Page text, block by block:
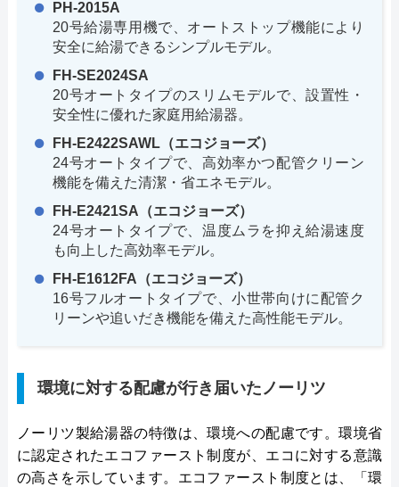
PH-2015A
20号給湯専用機で、オートストップ機能により
安全に給湯できるシンプルモデル。
FH-SE2024SA
20号オートタイプのスリムモデルで、設置性・
安全性に優れた家庭用給湯器。
FH-E2422SAWL（エコジョーズ）
24号オートタイプで、高効率かつ配管クリーン
機能を備えた清潔・省エネモデル。
FH-E2421SA（エコジョーズ）
24号オートタイプで、温度ムラを抑え給湯速度
も向上した高効率モデル。
FH-E1612FA（エコジョーズ）
16号フルオートタイプで、小世帯向けに配管ク
リーンや追いだき機能を備えた高性能モデル。
環境に対する配慮が行き届いたノーリツ
ノーリツ製給湯器の特徴は、環境への配慮です。環境省
に認定されたエコファースト制度が、エコに対する意識
の高さを示しています。エコファースト制度とは、「環